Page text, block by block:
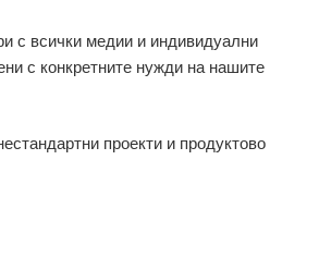
с всички медии и индивидуални
с конкретните нужди на нашите
проекти и продуктово